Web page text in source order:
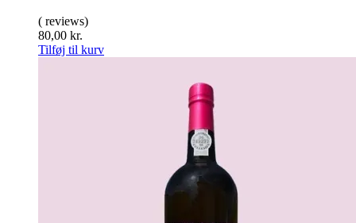
( reviews)
80,00 kr.
Tilføj til kurv